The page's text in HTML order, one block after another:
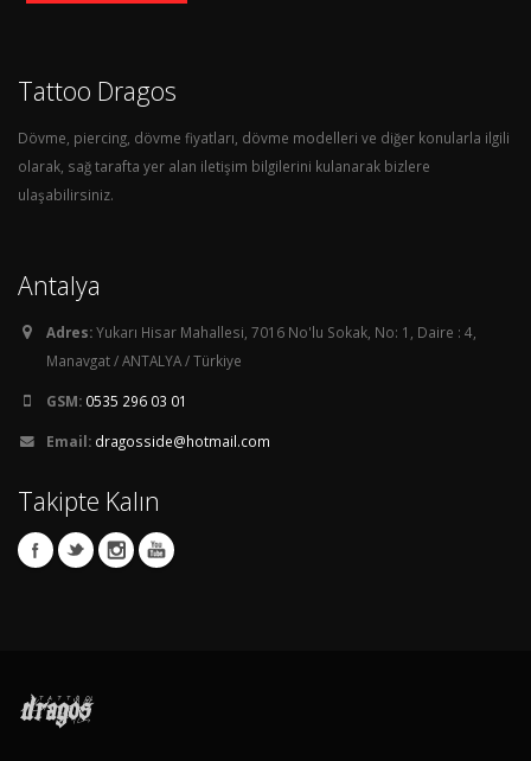
Tattoo Dragos
Dövme, piercing, dövme fiyatları, dövme modelleri ve diğer konularla ilgili
olarak, sağ tarafta yer alan iletişim bilgilerini kulanarak bizlere
ulaşabilirsiniz.
Antalya
Adres:Yukarı Hisar Mahallesi, 7016 No'lu Sokak, No: 1, Daire : 4,
Manavgat / ANTALYA / Türkiye
GSM: 0535 296 03 01
Email: dragosside@hotmail.com
Takipte Kalın